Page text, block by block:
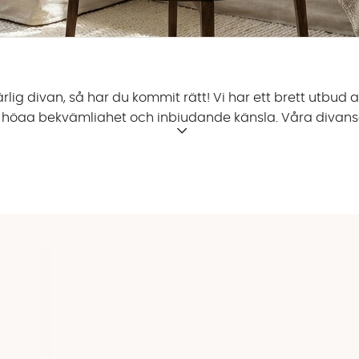
divan, så har du kommit rätt! Vi har ett brett utbud
höga bekvämlighet och inbjudande känsla. Våra